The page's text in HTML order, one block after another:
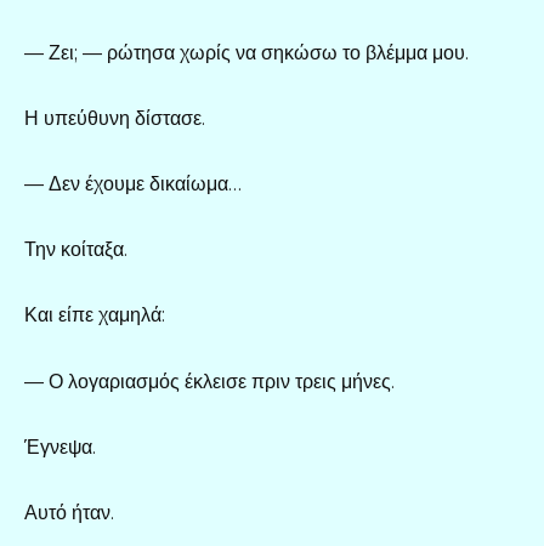
— Ζει; — ρώτησα χωρίς να σηκώσω το βλέμμα μου.
Η υπεύθυνη δίστασε.
— Δεν έχουμε δικαίωμα…
Την κοίταξα.
Και είπε χαμηλά:
— Ο λογαριασμός έκλεισε πριν τρεις μήνες.
Έγνεψα.
Αυτό ήταν.